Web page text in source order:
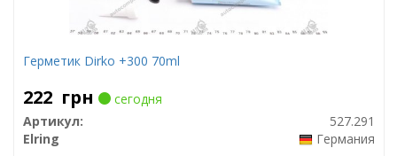
Герметик Dirko +300 70ml
222 грн
сегодня
Артикул:
527.291
Elring
Германия